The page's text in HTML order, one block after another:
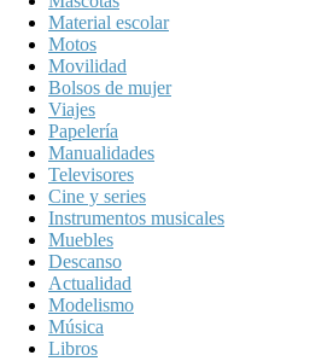
Material escolar
Motos
Movilidad
Bolsos de mujer
Viajes
Papelería
Manualidades
Televisores
Cine y series
Instrumentos musicales
Muebles
Descanso
Actualidad
Modelismo
Música
Libros